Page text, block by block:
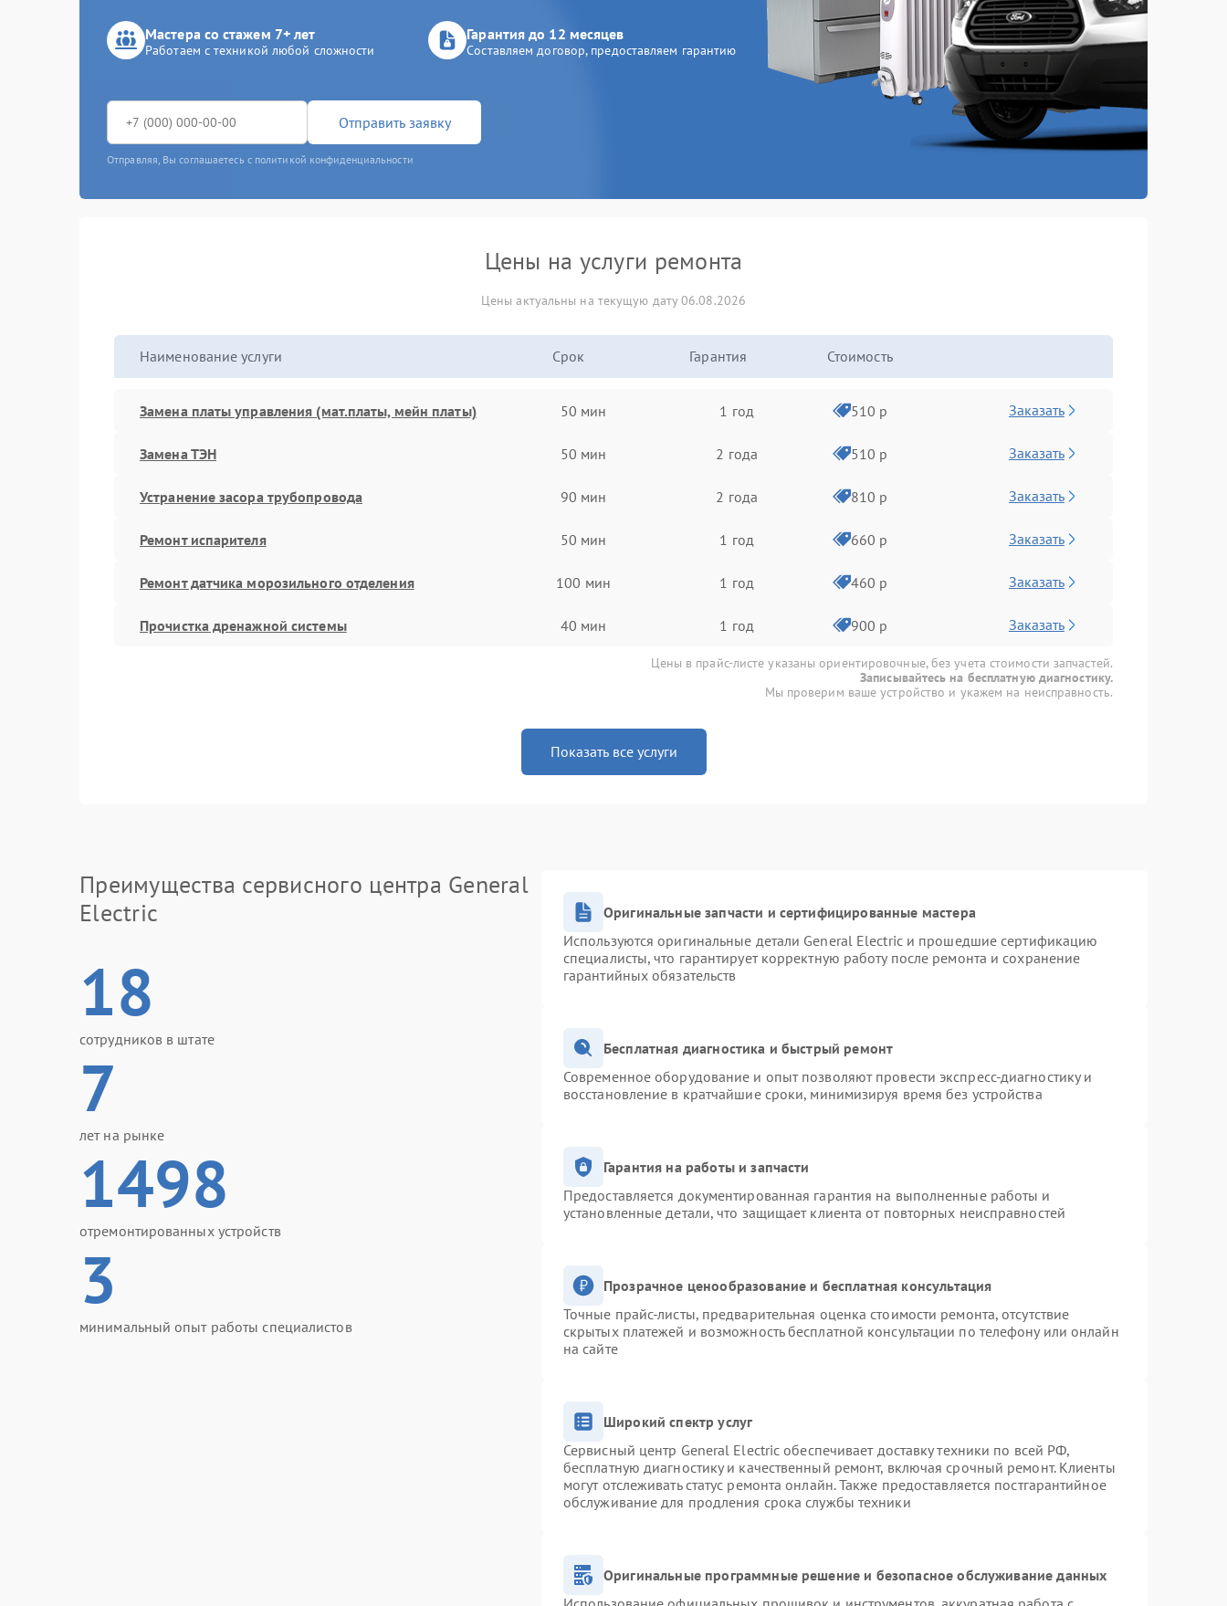
Мастера со стажем 7+ лет
Работаем с техникой любой сложности
Гарантия до 12 месяцев
Составляем договор, предоставляем гарантию
Отправить заявку
Отправляя, Вы соглашаетесь с политикой конфиденциальности
Цены на услуги ремонта
Цены актуальны на текущую дату 06.08.2026
Наименование услуги Срок Гарантия Стоимость
Замена платы управления (мат.платы, мейн платы) 50 мин 1 год 510 р Заказать
Замена ТЭН 50 мин 2 года 510 р Заказать
Устранение засора трубопровода 90 мин 2 года 810 р Заказать
Ремонт испарителя 50 мин 1 год 660 р Заказать
Ремонт датчика морозильного отделения 100 мин 1 год 460 р Заказать
Прочистка дренажной системы 40 мин 1 год 900 р Заказать
Цены в прайс-листе указаны ориентировочные, без учета стоимости запчастей.
Записывайтесь на бесплатную диагностику.
Мы проверим ваше устройство и укажем на неисправность.
Показать все услуги
Преимущества сервисного центра General
Electric
18
сотрудников в штате
7
лет на рынке
1498
отремонтированных устройств
3
минимальный опыт работы специалистов
Оригинальные запчасти и сертифицированные мастера
Используются оригинальные детали General Electric и прошедшие сертификацию
специалисты, что гарантирует корректную работу после ремонта и сохранение
гарантийных обязательств
Бесплатная диагностика и быстрый ремонт
Современное оборудование и опыт позволяют провести экспресс-диагностику и
восстановление в кратчайшие сроки, минимизируя время без устройства
Гарантия на работы и запчасти
Предоставляется документированная гарантия на выполненные работы и
установленные детали, что защищает клиента от повторных неисправностей
Прозрачное ценообразование и бесплатная консультация
Точные прайс-листы, предварительная оценка стоимости ремонта, отсутствие
скрытых платежей и возможность бесплатной консультации по телефону или онлайн
на сайте
Широкий спектр услуг
Сервисный центр General Electric обеспечивает доставку техники по всей РФ,
бесплатную диагностику и качественный ремонт, включая срочный ремонт. Клиенты
могут отслеживать статус ремонта онлайн. Также предоставляется постгарантийное
обслуживание для продления срока службы техники
Оригинальные программные решение и безопасное обслуживание данных